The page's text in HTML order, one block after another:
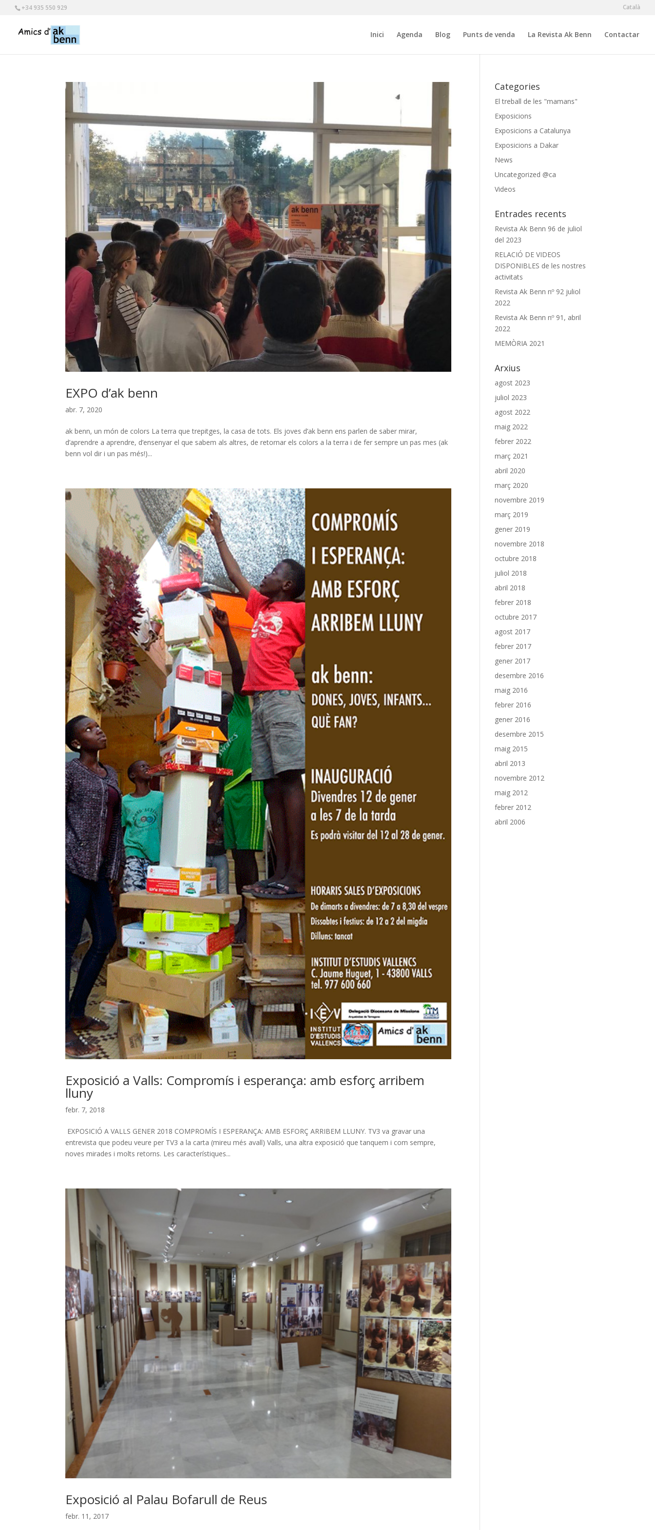
+34 935 550 929 Català
Inici Agenda Blog Punts de venda La Revista Ak Benn Contactar
EXPO d’ak benn
abr. 7, 2020
ak benn, un món de colors La terra que trepitges, la casa de tots. Els joves d’ak benn ens parlen de saber mirar,
d’aprendre a aprendre, d’ensenyar el que sabem als altres, de retornar els colors a la terra i de fer sempre un pas mes (ak
benn vol dir i un pas més!)...
Exposició a Valls: Compromís i esperança: amb esforç arribem
lluny
febr. 7, 2018
EXPOSICIÓ A VALLS GENER 2018 COMPROMÍS I ESPERANÇA: AMB ESFORÇ ARRIBEM LLUNY. TV3 va gravar una
entrevista que podeu veure per TV3 a la carta (mireu més avall) Valls, una altra exposició que tanquem i com sempre,
noves mirades i molts retorns. Les característiques...
Exposició al Palau Bofarull de Reus
febr. 11, 2017
Categories
El treball de les "mamans"
Exposicions
Exposicions a Catalunya
Exposicions a Dakar
News
Uncategorized @ca
Videos
Entrades recents
Revista Ak Benn 96 de juliol
del 2023
RELACIÓ DE VIDEOS
DISPONIBLES de les nostres
activitats
Revista Ak Benn nº 92 juliol
2022
Revista Ak Benn nº 91, abril
2022
MEMÒRIA 2021
Arxius
agost 2023
juliol 2023
agost 2022
maig 2022
febrer 2022
març 2021
abril 2020
març 2020
novembre 2019
març 2019
gener 2019
novembre 2018
octubre 2018
juliol 2018
abril 2018
febrer 2018
octubre 2017
agost 2017
febrer 2017
gener 2017
desembre 2016
maig 2016
febrer 2016
gener 2016
desembre 2015
maig 2015
abril 2013
novembre 2012
maig 2012
febrer 2012
abril 2006